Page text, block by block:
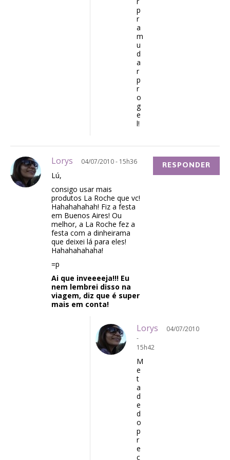
p
r
a
m
u
d
a
r
p
r
o
g
e
l!
Lorys 04/07/2010 - 15h36
Lú,
consigo usar mais
produtos La Roche que vc!
Hahahahahah! Fiz a festa
em Buenos Aires! Ou
melhor, a La Roche fez a
festa com a dinheirama
que deixei lá para eles!
Hahahahahaha!
=p
Ai que inveeeeja!!! Eu
nem lembrei disso na
viagem, diz que é super
mais em conta!
RESPONDER
Lorys
04/07/2010
-
15h42
M
e
t
a
d
e
d
o
p
r
e
ç